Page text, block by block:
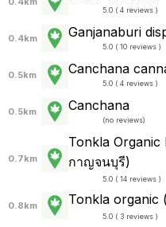
5.0 ( 4 reviews )
0.4km Ganjanaburi
5.0 ( 10 reviews )
0.5km Canchana
5.0 ( 4 reviews )
0.5km Canchana
(no reviews)
0.7km
Tonkla
กาญจนบุรี)
5.0 ( 14 reviews )
0.8km Tonkla organic
5.0 ( 3 reviews )